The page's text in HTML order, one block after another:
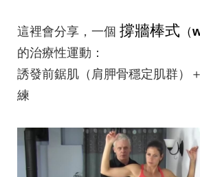
這裡會分享，一個 撐牆棒式 （
的治療性運動：
誘發前鋸肌（肩胛骨穩定肌群）
練